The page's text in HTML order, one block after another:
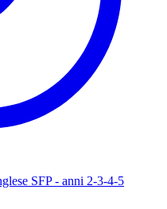
SFP - anni 2-3-4-5